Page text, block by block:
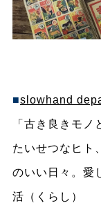
■slowhand
「古き良きモノ
たいせつなヒト
のいい日々。愛
活（くらし）